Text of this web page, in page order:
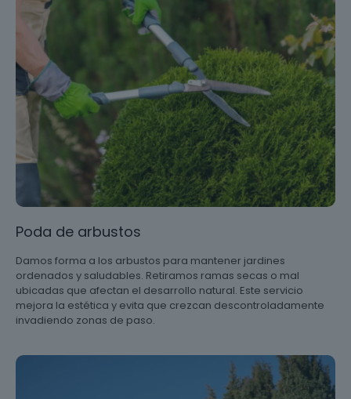
Poda de arbustos
Damos forma a los arbustos para mantener jardines
ordenados y saludables. Retiramos ramas secas o mal
ubicadas que afectan el desarrollo natural. Este servicio
mejora la estética y evita que crezcan descontroladamente
invadiendo zonas de paso.